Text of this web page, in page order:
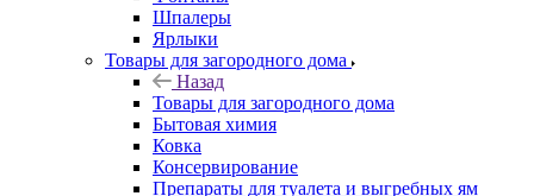
Шпалеры
Ярлыки
Товары для загородного дома
Назад
Товары для загородного дома
Бытовая химия
Ковка
Консервирование
Препараты для туалета и выгребных ям